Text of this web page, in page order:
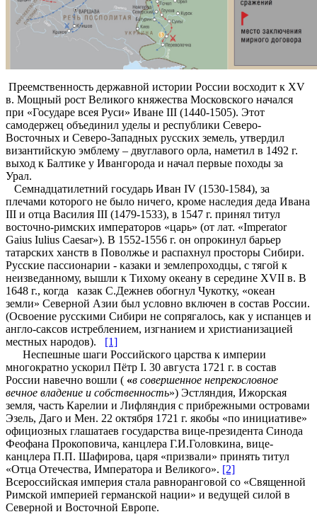
Преемственность державной истории России восходит к XV
в. Мощный рост Великого княжества Московского начался
при «Государе всея Руси» Иване III (1440-1505). Этот
самодержец объединил уделы и республики Северо-
Восточных и Северо-Западных русских земель, утвердил
византийскую эмблему – двуглавого орла, наметил в 1492 г.
выход к Балтике у Ивангорода и начал первые походы за
Урал.
Семнадцатилетний государь Иван IV (1530-1584), за
плечами которого не было ничего, кроме наследия деда Ивана
III и отца Василия III (1479-1533), в 1547 г. принял титул
восточно-римских императоров «царь» (от лат. «Imperator
Gaius Iulius Caesar»). В 1552-1556 г. он опрокинул барьер
татарских ханств в Поволжье и распахнул просторы Сибири.
Русские пассионарии - казаки и землепроходцы, с тягой к
неизведанному, вышли к Тихому океану в середине XVII в. В
1648 г., когда казак С.Дежнев обогнул Чукотку, «океан
земли» Северной Азии был условно включен в состав России.
(Освоение русскими Сибири не сопрягалось, как у испанцев и
англо-саксов истреблением, изгнанием и христианизацией
местных народов). [1]
Неспешные шаги Российского царства к империи
многократно ускорил Пётр I. 30 августа 1721 г. в состав
России навечно вошли ( «в совершенное непрекословное
вечное владение и собственность») Эстляндия, Ижорская
земля, часть Карелии и Лифляндия с прибрежными островами
Эзель, Даго и Мен. 22 октября 1721 г. якобы «по инициативе»
официозных глашатаев государства вице-президента Синода
Феофана Прокоповича, канцлера Г.И.Головкина, вице-
канцлера П.П. Шафирова, царя «призвали» принять титул
«Отца Отечества, Императора и Великого». [2]
Всероссийская империя стала равноранговой со «Священной
Римской империей германской нации» и ведущей силой в
Северной и Восточной Европе.